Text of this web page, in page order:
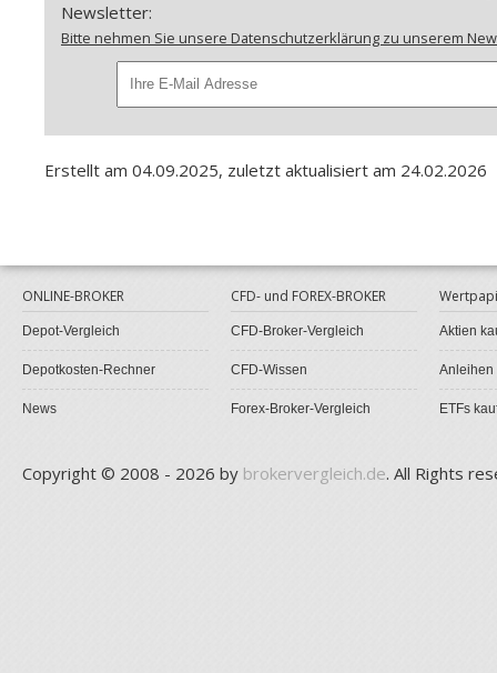
Newsletter:
Bitte nehmen Sie unsere Datenschutzerklärung zu unserem
Erstellt am 04.09.2025, zuletzt aktualisiert am 24.02.2026
ONLINE-BROKER
Depot-Vergleich
Depotkosten-Rechner
News
CFD- und FOREX-BROKER
CFD-Broker-Vergleich
CFD-Wissen
Forex-Broker-Vergleich
Aktien
Anleihen
ETFs
Copyright © 2008 - 2026 by brokervergleich.de. All Rights